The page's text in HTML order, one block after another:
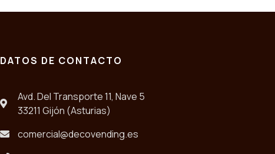
DATOS DE CONTACTO
Avd. Del Transporte 11, Nave 5
33211 Gijón (Asturias)
comercial@decovending.es